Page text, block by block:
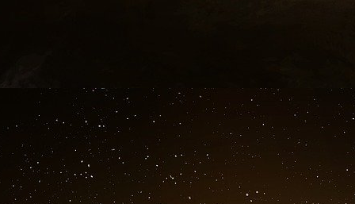
Septembre
Chap. IV - Zacarias Moussaoui, un
Chap. V - Nick Berg, l’américain qui «
Chap. VI - Valérie Plame, agent «
Chap. VII - Moussab Al Zarqaoui, une
Épilogue